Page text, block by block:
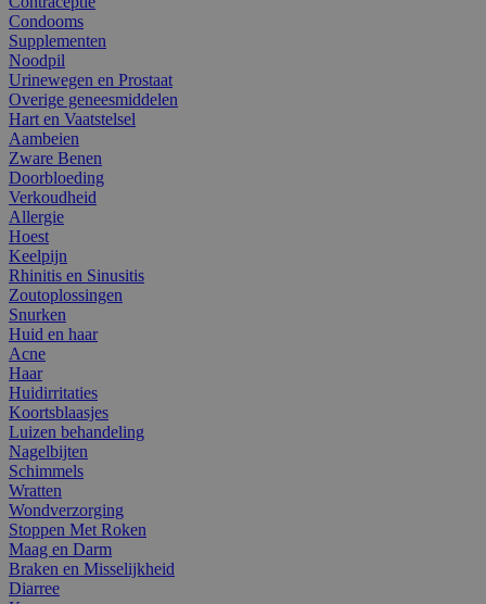
Condooms
Supplementen
Noodpil
Urinewegen en Prostaat
Overige geneesmiddelen
Hart en Vaatstelsel
Aambeien
Zware Benen
Doorbloeding
Verkoudheid
Allergie
Hoest
Keelpijn
Rhinitis en Sinusitis
Zoutoplossingen
Snurken
Huid en haar
Acne
Haar
Huidirritaties
Koortsblaasjes
Luizen behandeling
Nagelbijten
Schimmels
Wratten
Wondverzorging
Stoppen Met Roken
Maag en Darm
Braken en Misselijkheid
Diarree